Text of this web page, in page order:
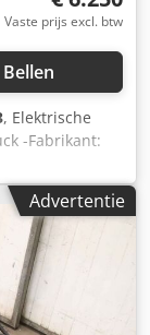
Vaste prijs excl. btw
Bellen
, Elektrische
-Fabrikant:
2.000
Rjf -Lengte
-Bedrijfsuren:
incl.
mm -
Advertentie